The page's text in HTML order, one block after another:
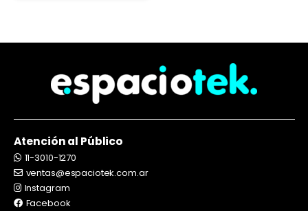
Atención al Público
11-3010-1270
ventas@espaciotek.com.ar
Instagram
Facebook